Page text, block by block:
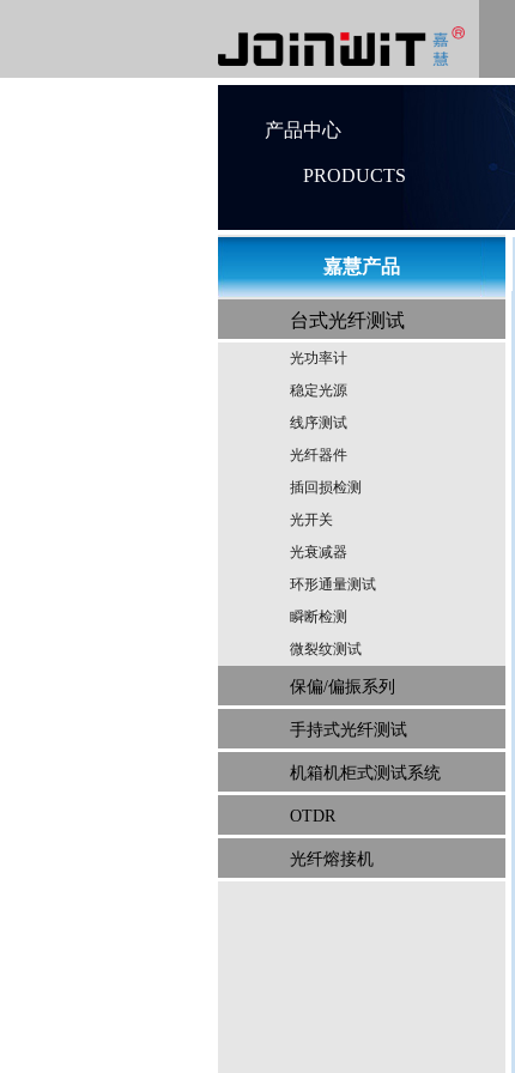
产品中心
PRODUCTS
​嘉慧产品
台式光纤测试
光功率计
稳定光源
线序测试
光纤器件
插回损检测
光开关
光衰减器
环形通量测试
瞬断检测
微裂纹测试
保偏/偏振系列
手持式光纤测试
机箱机柜式测试系统
OTDR
光纤熔接机
​嘉慧产品